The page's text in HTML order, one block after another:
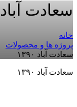
سعادت آباد ۱۳۹۰
خانه
پروژه ها و محصولات
سعادت آباد ۱۳۹۰
سعادت آباد ۱۳۹۰